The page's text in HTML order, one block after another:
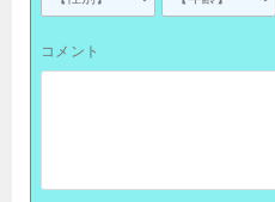
コメント